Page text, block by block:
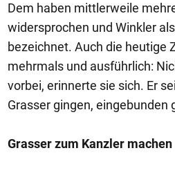
Dem haben mittlerweile
widersprochen und Winkler
bezeichnet. Auch die heutige
mehrmals und ausführlich:
vorbei, erinnerte sie sich. Er
Grasser gingen, eingebunden
Grasser zum Kanzler machen